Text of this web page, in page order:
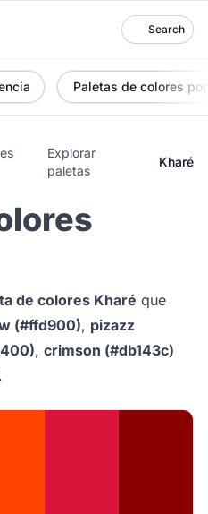
Search
Paletas de colores
Explorar
paletas
Kharé
de colores Kharé que
(#ffd900), pizazz
, crimson (#db143c)
.